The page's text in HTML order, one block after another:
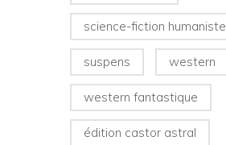
science-fiction humaniste
suspens western
western fantastique
édition castor astral